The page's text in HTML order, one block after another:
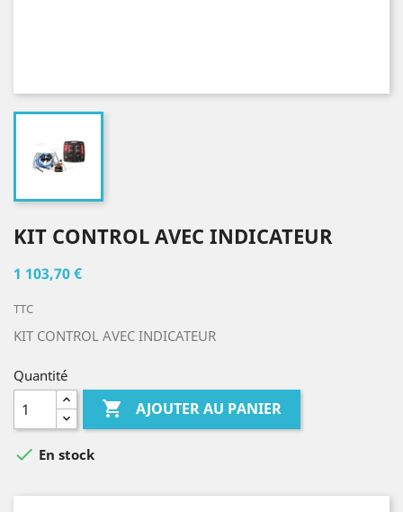
KIT CONTROL AVEC INDICATEUR
1 103,70 €
TTC
KIT CONTROL AVEC INDICATEUR
Quantité
 AJOUTER AU PANIER
 En stock